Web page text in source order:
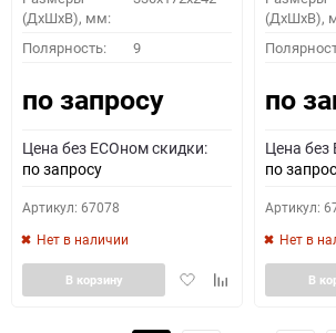
(ДхШхВ), мм:
Полярность: 9
по запросу
Цена без ECOном скидки:
по запросу
Артикул: 67078
Нет в наличии
ДобавитьДобавить
В корзину
(ДхШхВ),
по
Цена без
по
Артикул:
Нет в
В